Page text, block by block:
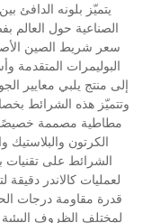
يتميّز بلونه الدافئ
الصناعية حول العالم
سعر شريط الصين
البوليمرات المتقدمة
إلى منتج يلبي معايير
وتتميّز هذه الشرائط
مطاطية مصممة
الكرتون والبلاستيك
الشرائط على تقنيات
لعمليات كالاندر
لمختلف الظروف